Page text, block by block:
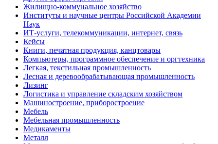
Жилищно-коммунальное хозяйство
Институты и научные центры Российской Академии
Наук
ИТ-услуги, телекоммуникации, интернет, связь
Кейсы
Книги, печатная продукция, канцтовары
Компьютеры, программное обеспечение и оргтехника
Легкая, текстильная промышленность
Лесная и деревообрабатывающая промышленность
Лизинг
Логистика и управление складским хозяйством
Машиностроение, приборостроение
Мебель
Мебельная промышленность
Медикаменты
Металл